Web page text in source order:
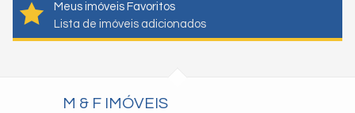
Meus imóveis Favoritos
Lista de imóveis adicionados
M & F IMÓVEIS